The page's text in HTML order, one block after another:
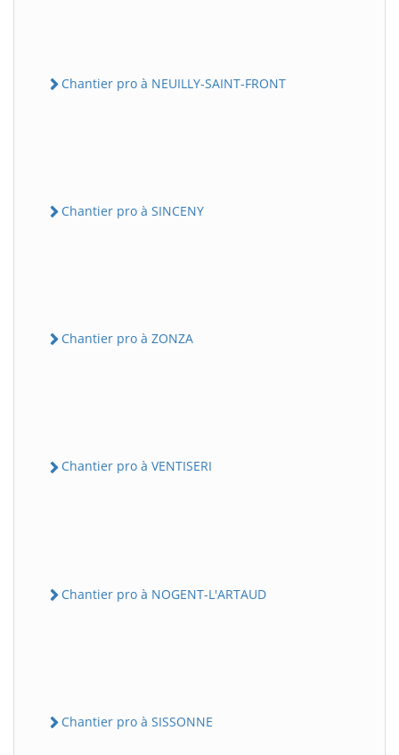
Chantier pro à NEUILLY-SAINT-FRONT
Chantier pro à SINCENY
Chantier pro à ZONZA
Chantier pro à VENTISERI
Chantier pro à NOGENT-L'ARTAUD
Chantier pro à SISSONNE